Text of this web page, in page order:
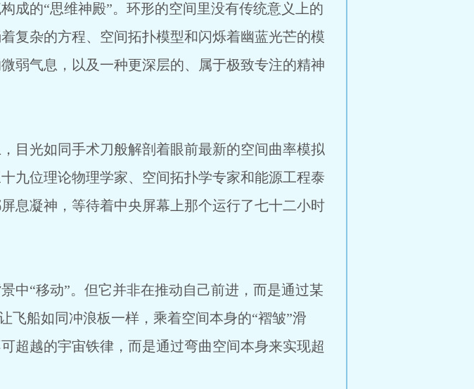
成的“思维神殿”。环形的空间里没有传统意义上的
复杂的方程、空间拓扑模型和闪烁着幽蓝光芒的模
弱气息，以及一种更深层的、属于极致专注的精神
目光如同手术刀般解剖着眼前最新的空间曲率模拟
九位理论物理学家、空间拓扑学专家和能源工程泰
息凝神，等待着中央屏幕上那个运行了七十二小时
中“移动”。但它并非在推动自己前进，而是通过某
飞船如同冲浪板一样，乘着空间本身的“褶皱”滑
越的宇宙铁律，而是通过弯曲空间本身来实现超